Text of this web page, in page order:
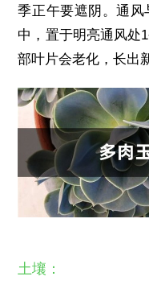
季正午要遮阴。通
中，置于明亮通风处
部叶片会老化，长出
土壤：